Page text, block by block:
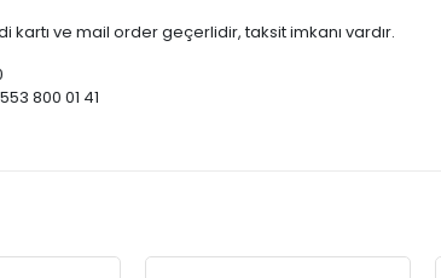
kartı ve mail order geçerlidir, taksit imkanı vardır.
800 01 41